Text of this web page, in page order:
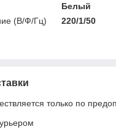
Белый
(В/Ф/Гц)
220/1/50
только по